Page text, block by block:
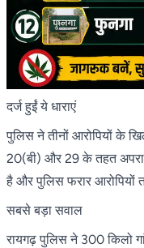
दर्ज हुईं ये धाराएं
पुलिस ने तीनों आरोपियों के
20(बी) और 29 के तहत अपराध
है और पुलिस फरार आरोपियों
सबसे बड़ा सवाल
रायगढ़ पुलिस ने 300 किलो